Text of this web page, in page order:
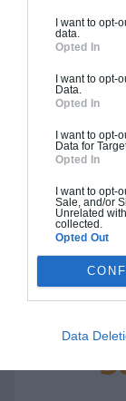
I want to opt-
data.
Opted In
I want to opt-
Data.
Opted In
I want to opt-
Data for
Opted In
I want to opt-
Sale, and/or
Unrelated
collected.
Opted Out
Data
Chiffrage
(RT 2020).
en
oeuvre